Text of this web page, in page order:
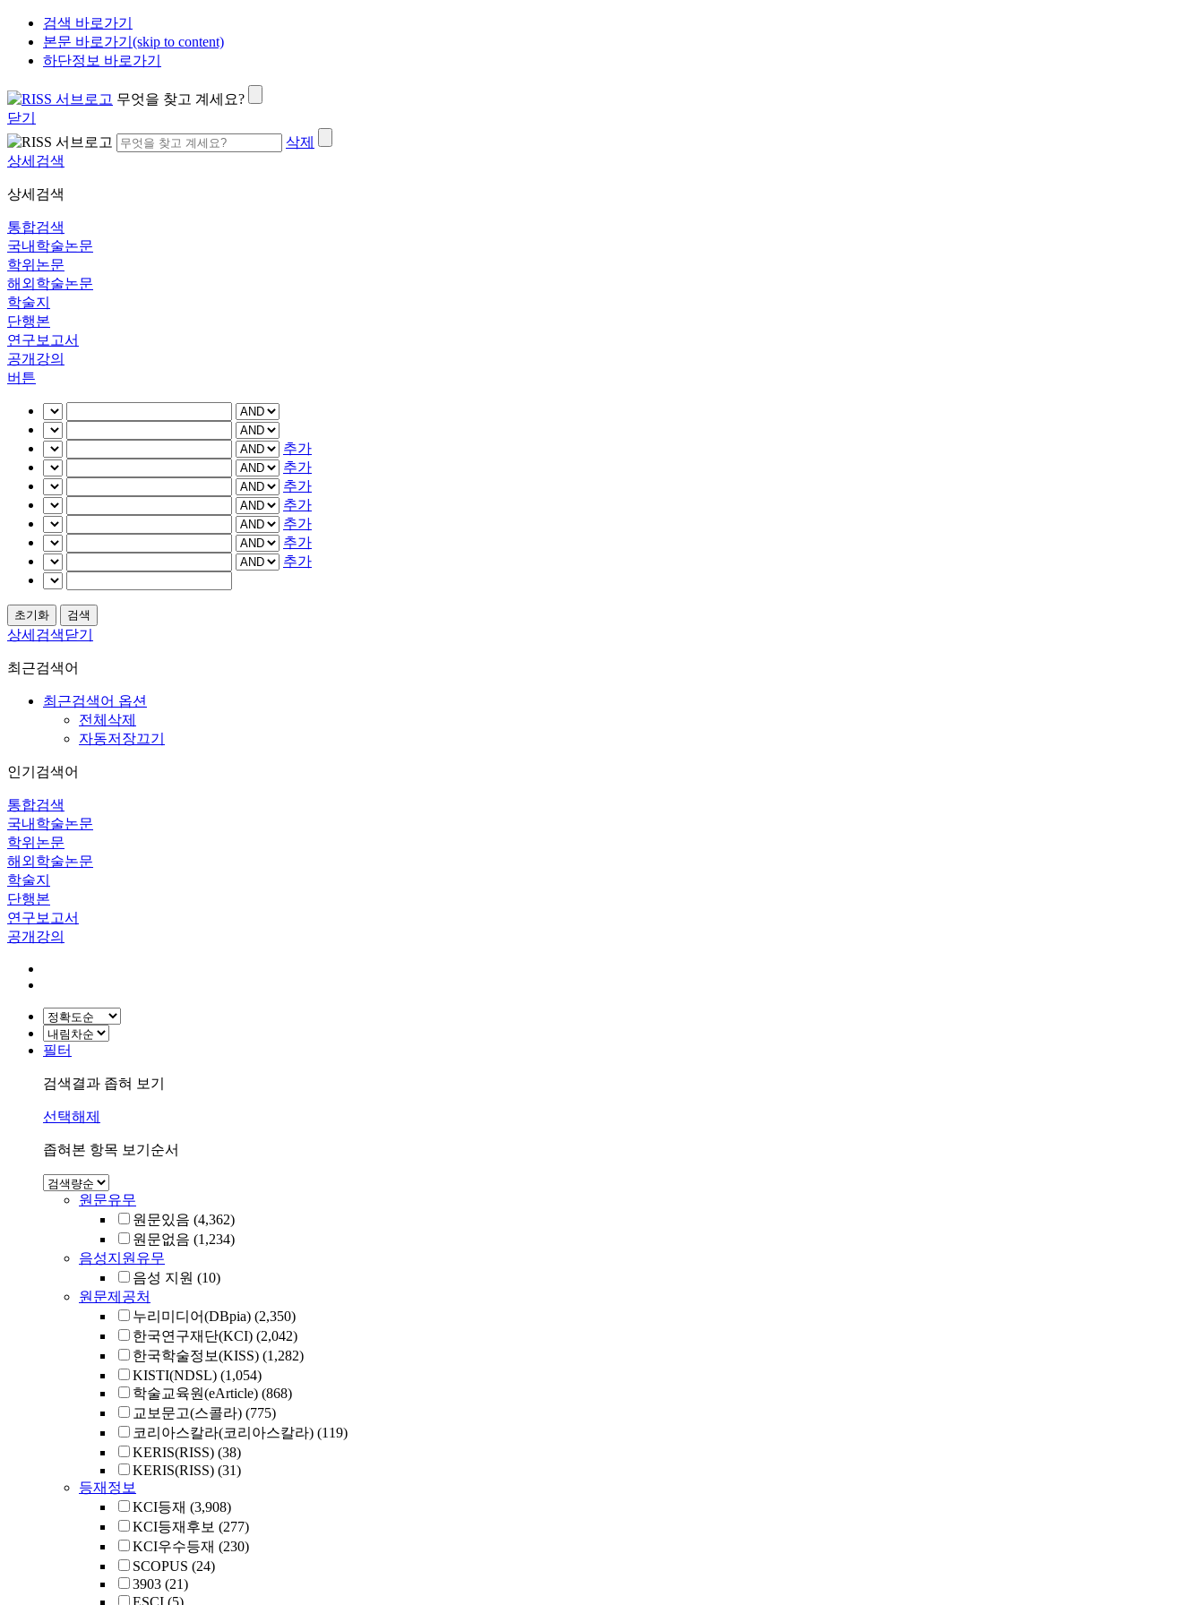
검색 바로가기
본문 바로가기(skip to content)
하단정보 바로가기
무엇을 찾고 계세요?
닫기
삭제
상세검색
상세검색
통합검색
국내학술논문
학위논문
해외학술논문
학술지
단행본
연구보고서
공개강의
버튼
추가
추가
추가
추가
추가
추가
추가
상세검색닫기
최근검색어
최근검색어 옵션
전체삭제
자동저장끄기
인기검색어
통합검색
국내학술논문
학위논문
해외학술논문
학술지
단행본
연구보고서
공개강의
필터
검색결과 좁혀 보기
선택해제
좁혀본 항목 보기순서
원문유무
원문있음 (4,362)
원문없음 (1,234)
음성지원유무
음성 지원 (10)
원문제공처
누리미디어(DBpia) (2,350)
한국연구재단(KCI) (2,042)
한국학술정보(KISS) (1,282)
KISTI(NDSL) (1,054)
학술교육원(eArticle) (868)
교보문고(스콜라) (775)
코리아스칼라(코리아스칼라) (119)
KERIS(RISS) (38)
KERIS(RISS) (31)
등재정보
KCI등재 (3,908)
KCI등재후보 (277)
KCI우수등재 (230)
SCOPUS (24)
3903 (21)
ESCI (5)